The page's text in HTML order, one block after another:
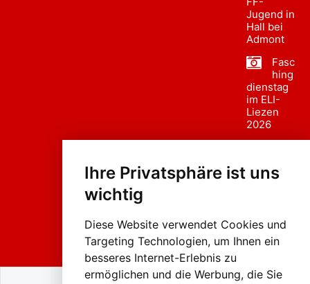
Ihre Privatsphäre ist uns
wichtig
Diese Website verwendet Cookies und
Targeting Technologien, um Ihnen ein
besseres Internet-Erlebnis zu
ermöglichen und die Werbung, die Sie
Jugend in
Hall bei
Admont
Fasc
hing
dienstag
im ELI-
Liezen
2026
sumzug
Liezen